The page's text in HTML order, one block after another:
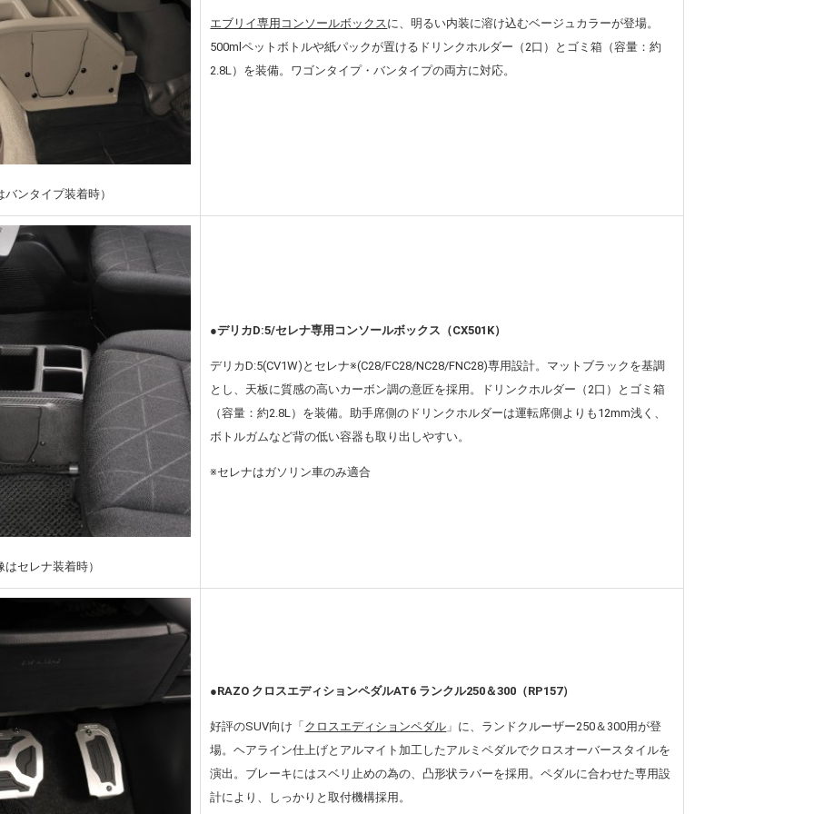
バンタイプ装着時）
エブリイ専用コンソールボックスに、明るい内装に溶け込むベージュカラーが登場。
500mlペットボトルや紙パックが置けるドリンクホルダー（2口）とゴミ箱（容量：約
2.8L）を装備。ワゴンタイプ・バンタイプの両方に対応。
はセレナ装着時）
●デリカD:5/セレナ専用コンソールボックス（CX501K）
デリカD:5(CV1W)とセレナ※(C28/FC28/NC28/FNC28)専用設計。マットブラックを基調
とし、天板に質感の高いカーボン調の意匠を採用。ドリンクホルダー（2口）とゴミ箱
（容量：約2.8L）を装備。助手席側のドリンクホルダーは運転席側よりも12mm浅く、
ボトルガムなど背の低い容器も取り出しやすい。
※セレナはガソリン車のみ適合
●RAZO クロスエディションペダルAT6 ランクル250＆300（RP157）
好評のSUV向け「 クロスエディションペダル 」に、ランドクルーザー250＆300用が登
場。ヘアライン仕上げとアルマイト加工したアルミペダルでクロスオーバースタイルを
演出。ブレーキにはスベリ止めの為の、凸形状ラバーを採用。ペダルに合わせた専用設
計により、しっかりと取付機構採用。